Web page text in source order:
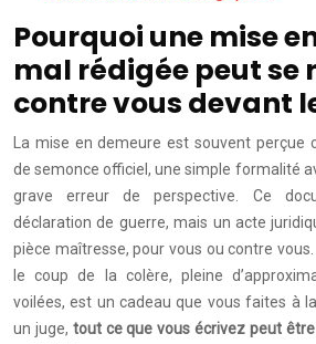
Pourquoi une mise
mal rédigée peut se
contre vous devant
La mise en demeure est souvent perçue
de semonce officiel, une simple formalité
grave erreur de perspective. Ce
déclaration de guerre, mais un acte
pièce maîtresse, pour vous ou contre
le coup de la colère, pleine
voilées, est un cadeau que vous faites à
un juge, tout ce que vous écrivez peut